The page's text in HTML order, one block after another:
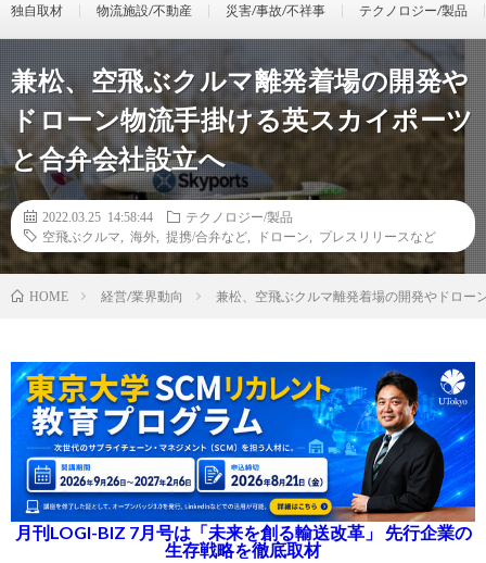
独自取材 物流施設/不動産 災害/事故/不祥事 テクノロジー/製品
兼松、空飛ぶクルマ離発着場の開発や
ドローン物流手掛ける英スカイポーツ
と合弁会社設立へ
2022.03.25 14:58:44
テクノロジー/製品
空飛ぶクルマ
海外 提携/合弁など ドローン プレスリリースなど
HOME 経営/業界動向 兼松、空飛ぶクルマ離発着場の開発やドロー
月刊LOGI-BIZ 7月号は「未来を創る輸送改革」 先行企業の
生存戦略を徹底取材